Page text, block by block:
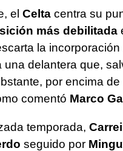
el Celtacentra su
más debilitada
la incorporación
una delantera que,
por encima
comentó Marco
temporada,
seguido por